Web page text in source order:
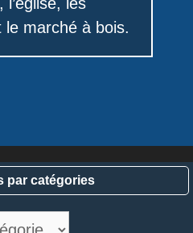
le marché à bois.
par catégories